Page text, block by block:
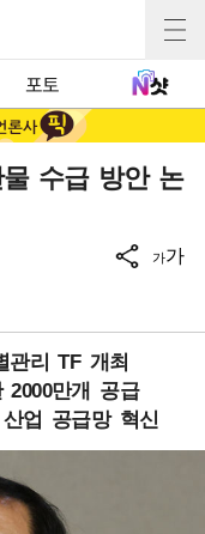
포토
수급 방안 논
가가
관리 TF 개최
2000만개 공급
업 공급망 혁신